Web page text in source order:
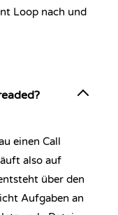
Loop nach und
einen Call
also auf
über den
Aufgaben an